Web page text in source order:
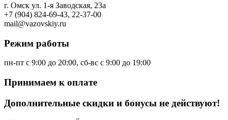
г. Омск ул. 1-я Заводская, 23а
+7 (904) 824-69-43, 22-37-00
mail@vazovskiy.ru
Режим работы
пн-пт с 9:00 до 20:00, сб-вс с 9:00 до 19:00
Принимаем к оплате
Дополнительные скидки и бонусы не действуют!